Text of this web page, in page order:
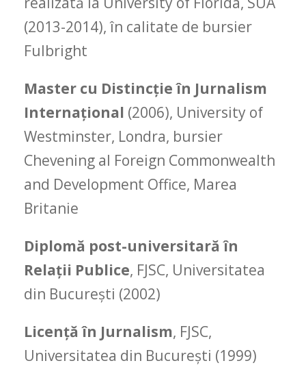
(2013-2014), în calitate de bursier
Fulbright
Master cu Distincție în Jurnalism
Internațional (2006), University of
Westminster, Londra, bursier
Chevening al Foreign Commonwealth
and Development Office, Marea
Britanie
Diplomă post-universitară în
Relații Publice, FJSC, Universitatea
din București (2002)
Licență în Jurnalism, FJSC,
Universitatea din București (1999)